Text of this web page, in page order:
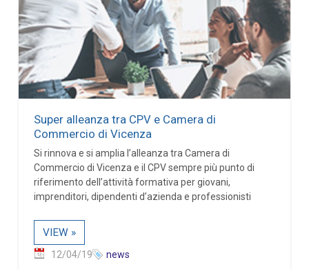
Super alleanza tra CPV e Camera di
Commercio di Vicenza
Si rinnova e si amplia l’alleanza tra Camera di
Commercio di Vicenza e il CPV sempre più punto di
riferimento dell’attività formativa per giovani,
imprenditori, dipendenti d’azienda e professionisti
VIEW »
12/04/19 news